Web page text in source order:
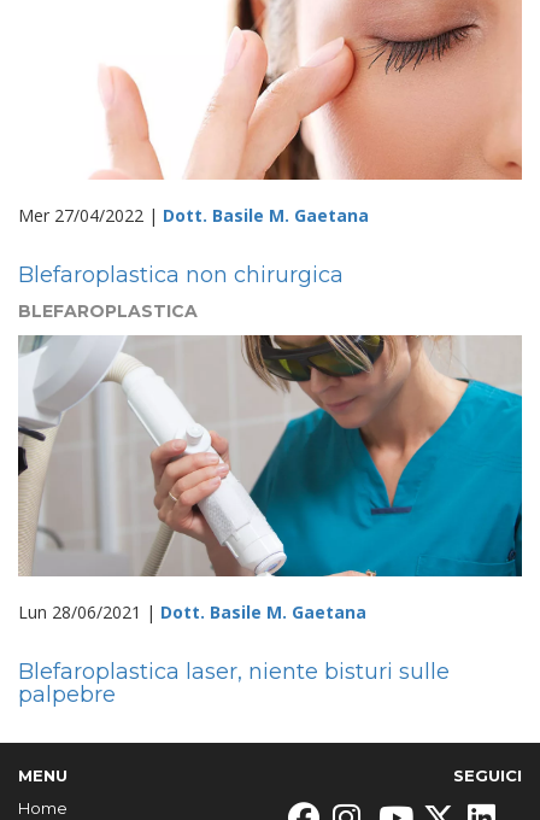
Mer 27/04/2022 | Dott. Basile M. Gaetana
Blefaroplastica non chirurgica
BLEFAROPLASTICA
Lun 28/06/2021 | Dott. Basile M. Gaetana
Blefaroplastica laser, niente bisturi sulle
palpebre
MENU
Home
SEGUICI